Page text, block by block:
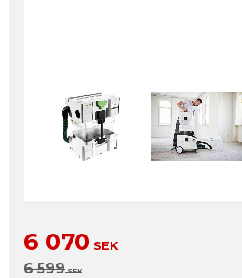
Nedsatt pris:
6 070 SEK
Ordinarie pris:
6 599SEK